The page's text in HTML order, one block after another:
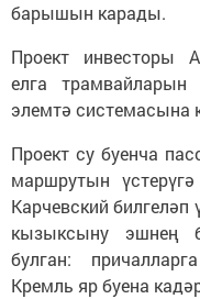
барышын карады.
Проект инвесторы
елга
элемтә системасына
Проект су буенча
маршрутын
Карчевский
кызыксыну эшнең
булган:
Кремль яр буена